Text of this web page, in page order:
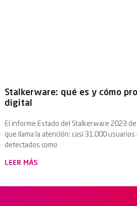
Stalkerware: qué es y cómo
digital
El informe Estado del Stalkerware 2023
que llama la atención: casi 31.000
detectados como
LEER MÁS